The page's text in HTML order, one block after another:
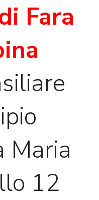
Fara
Maria
12